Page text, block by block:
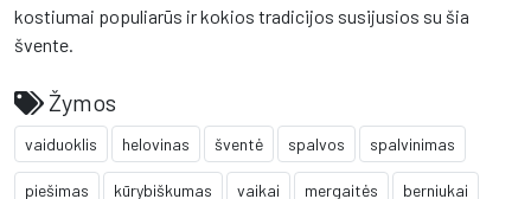
kostiumai populiarūs ir kokios tradicijos susijusios su šia
švente.
Žymos
vaiduoklis helovinas šventė spalvos spalvinimas
piešimas kūrybiškumas vaikai mergaitės berniukai